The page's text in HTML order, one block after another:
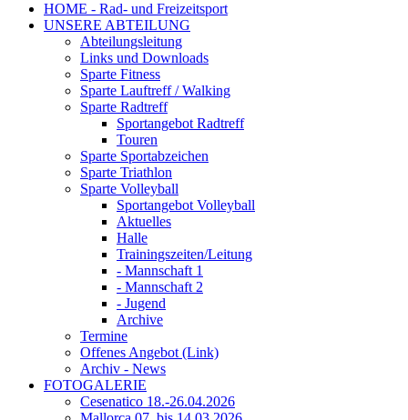
HOME - Rad- und Freizeitsport
UNSERE ABTEILUNG
Abteilungsleitung
Links und Downloads
Sparte Fitness
Sparte Lauftreff / Walking
Sparte Radtreff
Sportangebot Radtreff
Touren
Sparte Sportabzeichen
Sparte Triathlon
Sparte Volleyball
Sportangebot Volleyball
Aktuelles
Halle
Trainingszeiten/Leitung
- Mannschaft 1
- Mannschaft 2
- Jugend
Archive
Termine
Offenes Angebot (Link)
Archiv - News
FOTOGALERIE
Cesenatico 18.-26.04.2026